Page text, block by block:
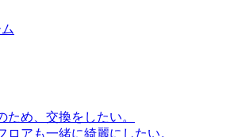
ため、交換をしたい。
ロアも一緒に綺麗にしたい。